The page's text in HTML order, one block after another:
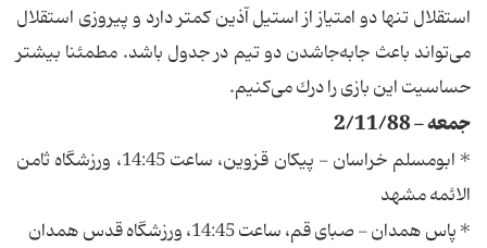
استقلال تنها دو امتیاز از استیل آذین كمتر دارد و پیروزی استقلال
می‌تواند باعث جابه‌جاشدن دو تیم در جدول باشد. مطمئنا بیشتر
حساسیت این بازی را درك می‌كنیم.
جمعه - 2/11/88
* ابومسلم خراسان - پیکان قزوین، ساعت 14:45، ورزشگاه ثامن
الائمه مشهد
* پاس همدان - صبای قم، ساعت 14:45، ورزشگاه قدس همدان